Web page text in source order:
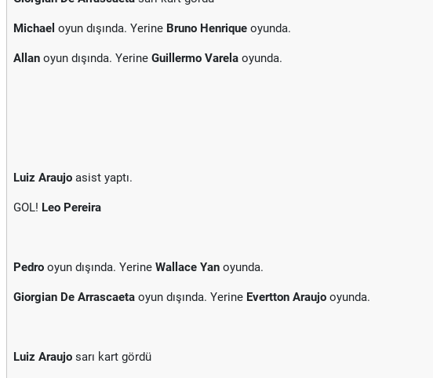
Michael oyun dışında. Yerine Bruno Henrique oyunda.
Allan oyun dışında. Yerine Guillermo Varela oyunda.
Luiz Araujo asist yaptı.
GOL! Leo Pereira
Pedro oyun dışında. Yerine Wallace Yan oyunda.
Giorgian De Arrascaeta oyun dışında. Yerine Evertton Araujo oyunda.
Luiz Araujo sarı kart gördü